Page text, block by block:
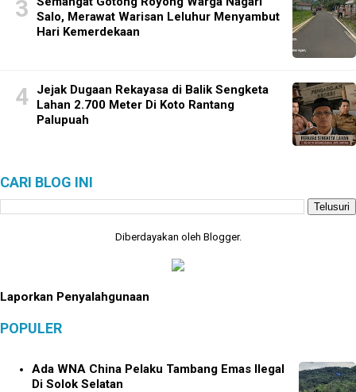
Salo, Merawat Warisan Leluhur Menyambut
Hari Kemerdekaan
Jejak Dugaan Rekayasa di Balik Sengketa
Lahan 2.700 Meter Di Koto Rantang
Palupuah
CARI BLOG INI
Diberdayakan oleh Blogger.
Laporkan Penyalahgunaan
POPULER
Ada WNA China Pelaku Tambang Emas Ilegal
Di Solok Selatan